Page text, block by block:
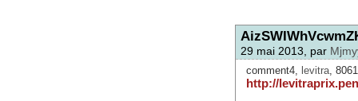
29 mai 2013, par
comment4, levitra,
http://